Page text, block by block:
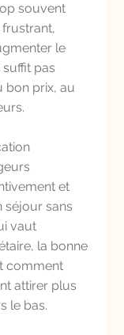
souvent
frustrant,
le
suffit pas
bon prix, au
et
séjour sans
vaut
la bonne
comment
attirer plus
le bas.